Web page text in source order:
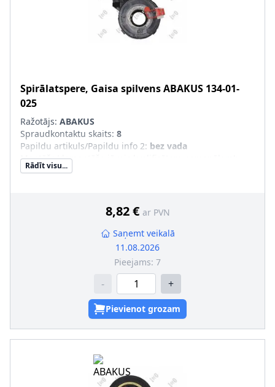
Spirālatspere, Gaisa spilvensABAKUS 134-01-
025
Ražotājs: ABAKUS
Spraudkontaktu skaits: 8
Papildu artikuls/Papildu info 2: bez vada
Montāža/demontāža jāveic kvalificētam personālam!
Rādīt visu...
8,82 € ar PVN
Saņemt veikalā
11.08.2026
Pieejams: 7
- +
Pievienot grozam